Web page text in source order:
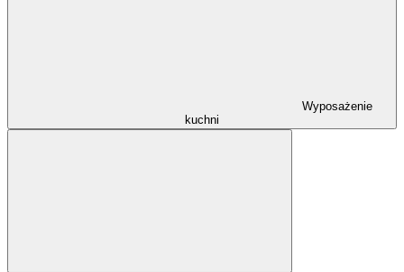
Wyposażenie
kuchni